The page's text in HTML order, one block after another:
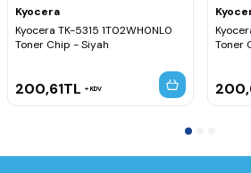
Kyocera
Kyocera TK-5315 1T02WH0NL0
Toner Chip - Siyah
200,61TL KDV
Toner